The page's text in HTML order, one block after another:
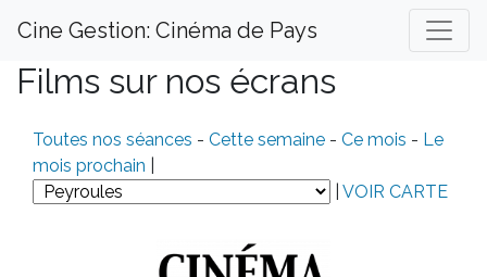
Cine Gestion: Cinéma de Pays
Films sur nos écrans
Toutes nos séances - Cette semaine - Ce mois - Le
mois prochain
VOIR CARTE